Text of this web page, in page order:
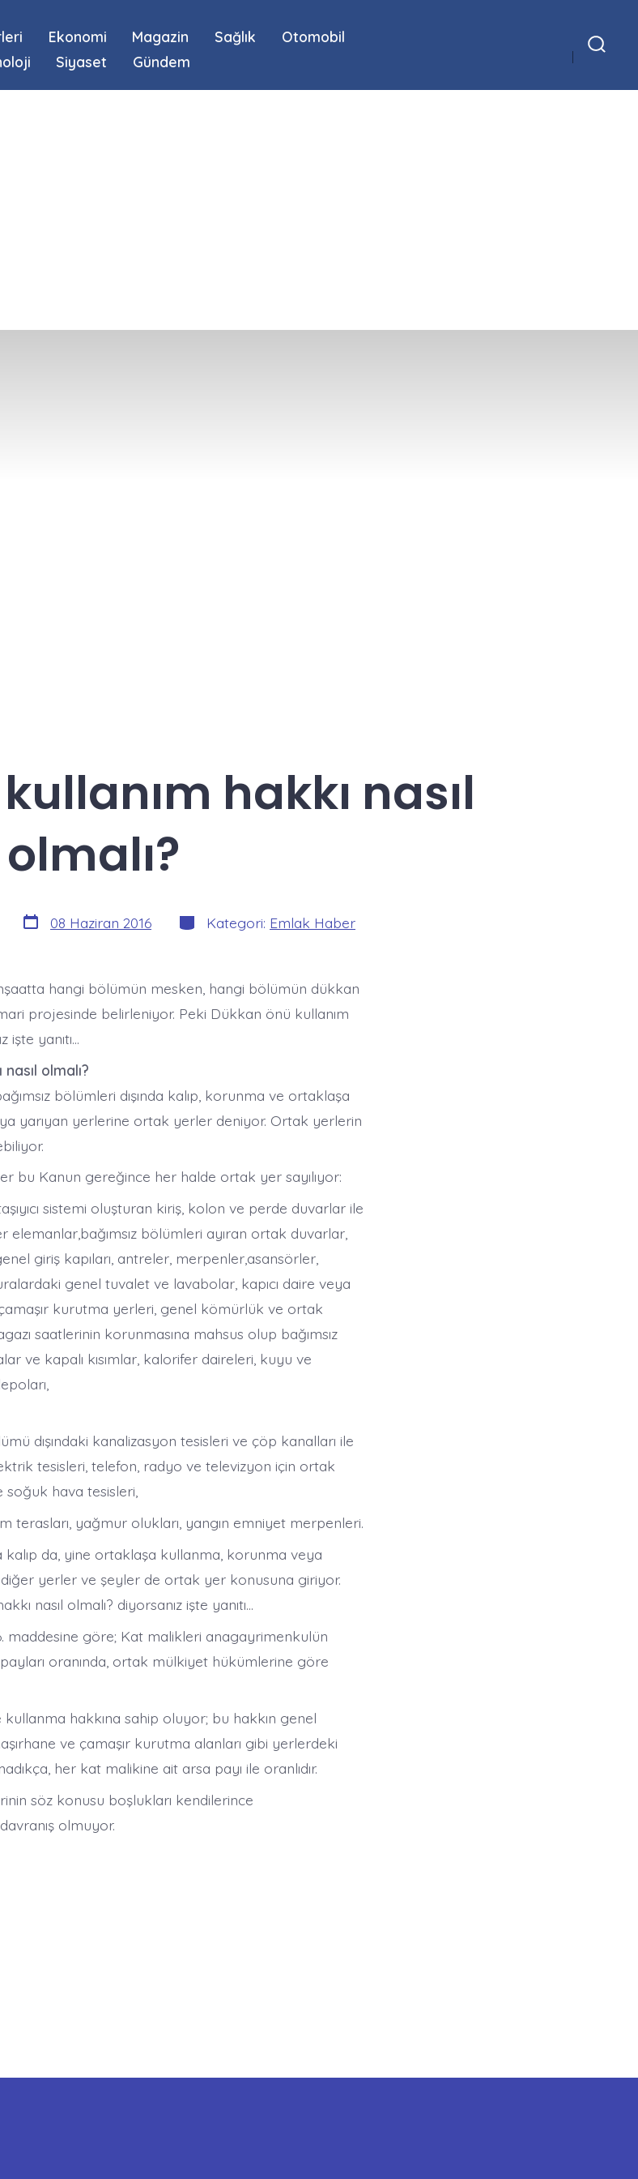
Arama
Göster/Gizle
Ekonomi Magazin Sağlık
Otomobil
Siyaset Gündem
hakkı nasıl
olmalı?
Yazı
tarihi
08 Haziran 2016 Kategoriler
Kategori: Emlak Haber
hangi bölümün mesken, hangi bölümün dükkan
projesinde belirleniyor. Peki Dükkan önü kullanım
işte yanıtı…
olmalı?
bölümleri dışında kalıp, korunma ve ortaklaşa
yarıyan yerlerine ortak yerler deniyor. Ortak yerlerin
bu Kanun gereğince her halde ortak yer sayılıyor:
sistemi oluşturan kiriş, kolon ve perde duvarlar ile
elemanlar,bağımsız bölümleri ayıran ortak duvarlar,
giriş kapıları, antreler, merpenler,asansörler,
genel tuvalet ve lavabolar, kapıcı daire veya
kurutma yerleri, genel kömürlük ve ortak
saatlerinin korunmasına mahsus olup bağımsız
ve kapalı kısımlar, kalorifer daireleri, kuyu ve
dışındaki kanalizasyon tesisleri ve çöp kanalları ile
tesisleri, telefon, radyo ve televizyon için ortak
soğuk hava tesisleri,
terasları, yağmur olukları, yangın emniyet merpenleri.
kalıp da, yine ortaklaşa kullanma, korunma veya
yerler ve şeyler de ortak yer konusuna giriyor.
nasıl olmalı? diyorsanız işte yanıtı…
maddesine göre; Kat malikleri anagayrimenkulün
oranında, ortak mülkiyet hükümlerine göre
hakkına sahip oluyor; bu hakkın genel
ve çamaşır kurutma alanları gibi yerlerdeki
her kat malikine ait arsa payı ile oranlıdır.
söz konusu boşlukları kendilerince
olmuyor.